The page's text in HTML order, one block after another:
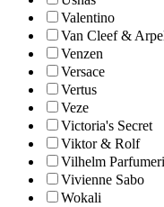
Valentino
Van Cleef &
Venzen
Versace
Vertus
Veze
Victoria's Secret
Viktor & Rolf
Vilhelm
Vivienne Sabo
Wokali